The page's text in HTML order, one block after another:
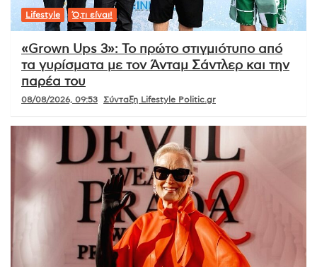
Lifestyle Ό,τι είναι!
«Grown Ups 3»: Το πρώτο στιγμιότυπο από
τα γυρίσματα με τον Άνταμ Σάντλερ και την
παρέα του
08/08/2026, 09:53 Σύνταξη Lifestyle Politic.gr